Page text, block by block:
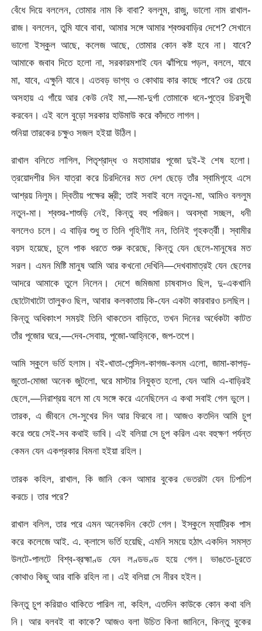
বেঁধে দিয়ে বললেন, তোমার নাম কি বাবা? বললুম, রাজু, ভালো নাম রাখাল-
রাজ। বললেন, তুমি যাবে বাবা, আমার সঙ্গে আমার শ্বশুরবাড়ির দেশে? সেখানে
ভালো ইস্কুল আছে, কলেজ আছে, তোমার কোন কষ্ট হবে না। যাবে?
আমাকে জবাব দিতে হলো না, সরকারমশাই যেন ঝাঁপিয়ে পড়ল, বললে, যাবে
মা, যাবে, এক্ষুনি যাবে। এতবড় ভাগ্য ও কোথায় কার কাছে পাবে? ওর চেয়ে
অসহায় এ গাঁয়ে আর কেউ নেই মা,—মা-দুর্গা তোমাকে ধনে-পুত্রে চিরসুখী
করবেন। এই বলে বুড়ো সরকার হাউমাউ করে কাঁদতে লাগল।
শুনিয়া তারকের চক্ষুও সজল হইয়া উঠিল।
রাখাল বলিতে লাগিল, পিতৃশ্রাদ্ধ ও মহামায়ার পূজো দুই-ই শেষ হলো।
ত্রয়োদশীর দিন যাত্রা করে চিরদিনের মত দেশ ছেড়ে তাঁর স্বামিগৃহে এসে
আশ্রয় নিলুম। দ্বিতীয় পক্ষের স্ত্রী; তাই সবাই বলে নতুন-মা, আমিও বললুম
নতুন-মা। শ্বশুর-শাশুড়ি নেই, কিন্তু বহু পরিজন। অবস্থা সচ্ছল, ধনী
বললেও চলে। এ বাড়ির শুধু ত তিনি গৃহিণীই নন, তিনিই গৃহকর্ত্রী। স্বামীর
বয়স হয়েছে, চুলে পাক ধরতে শুরু করেছে, কিন্তু যেন ছেলে-মানুষের মত
সরল। এমন মিষ্টি মানুষ আমি আর কখনো দেখিনি—দেখবামাত্রই যেন ছেলের
আদরে আমাকে তুলে নিলেন। দেশে জমিজমা চাষবাসও ছিল, দু-একখানি
ছোটোখাটো তালুকও ছিল, আবার কলকাতায় কি-যেন একটা কারবারও চলছিল।
কিন্তু অধিকাংশ সময়ই তিনি থাকতেন বাড়িতে, তখন দিনের অর্ধেকটা কাটত
তাঁর পূজোর ঘরে,—দেব-সেবায়, পূজো-আহ্নিকে, জপ-তপে।
আমি স্কুলে ভর্তি হলাম। বই-খাতা-পেন্সিল-কাগজ-কলম এলো, জামা-কাপড়-
জুতো-মোজা অনেক জুটলো, ঘরে মাস্টার নিযুক্ত হলো, যেন আমি এ-বাড়িরই
ছেলে,—নিরাশ্রয় বলে মা যে সঙ্গে করে এনেছিলেন এ কথা সবাই গেল ভুলে।
তারক, এ জীবনে সে-সুখের দিন আর ফিরবে না। আজও কতদিন আমি চুপ
করে শুয়ে সেই-সব কথাই ভাবি। এই বলিয়া সে চুপ করিল এবং বহুক্ষণ পর্যন্ত
কেমন যেন একপ্রকার বিমনা হইয়া রহিল।
তারক কহিল, রাখাল, কি জানি কেন আমার বুকের ভেতরটা যেন ঢিপঢিপ
করচে। তার পরে?
রাখাল বলিল, তার পরে এমন অনেকদিন কেটে গেল। ইস্কুলে ম্যাট্রিক পাস
করে কলেজে আই. এ. ক্লাসে ভর্তি হয়েছি, এমনি সময়ে হঠাৎ একদিন সমস্ত
উলটে-পালটে বিশ্ব-ব্রহ্মাণ্ড যেন লণ্ডভণ্ড হয়ে গেল। ভাঙতে-চুরতে
কোথাও কিছু আর বাকি রহিল না। এই বলিয়া সে নীরব হইল।
কিন্তু চুপ করিয়াও থাকিতে পারিল না, কহিল, এতদিন কাউকে কোন কথা বলি
নি। আর বলবই বা কাকে? আজও বলা উচিত কিনা জানিনে, কিন্তু বুকের